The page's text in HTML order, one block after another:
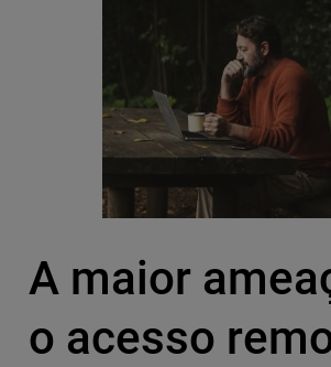
A maior
o acesso